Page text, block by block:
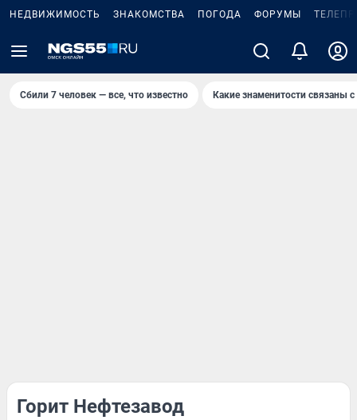
НЕДВИЖИМОСТЬ ЗНАКОМСТВА ПОГОДА ФОРУМЫ
Сбили 7 человек — все, что известно Какие знаменитости связаны
Горит Нефтезавод